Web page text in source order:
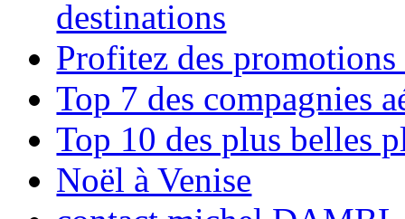
destinations
Profitez des
Top 7 des compagnies
Top 10 des plus belles
Noël à Venise